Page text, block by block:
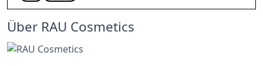
Über RAU Cosmetics